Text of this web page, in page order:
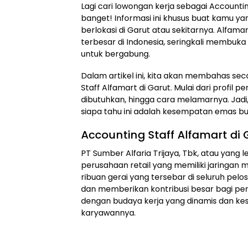
Lagi cari lowongan kerja sebagai
banget! Informasi ini khusus buat kamu
berlokasi di Garut atau sekitarnya.
terbesar di Indonesia, seringkali
untuk bergabung.
Dalam artikel ini, kita akan membahas
Staff Alfamart di Garut. Mulai dari profil
dibutuhkan, hingga cara melamarnya.
siapa tahu ini adalah kesempatan emas
Accounting Staff Alfamart di
PT Sumber Alfaria Trijaya, Tbk, atau
perusahaan retail yang memiliki jaringan
ribuan gerai yang tersebar di seluruh
dan memberikan kontribusi besar bagi
dengan budaya kerja yang dinamis dan
karyawannya.